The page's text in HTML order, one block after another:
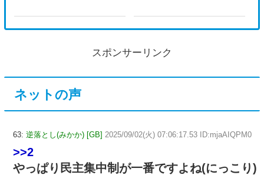
スポンサーリンク
ネットの声
63: 逆落とし(みかか) [GB] 2025/09/02(火) 07:06:17.53 ID:mjaAIQPM0
>>2
やっぱり民主集中制が一番ですよね(にっこり)